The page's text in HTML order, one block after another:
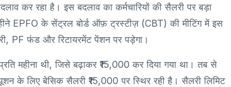
कर रहा है। इस बदलाव का कर्मचारियों की सैलरी पर बड़ा
EPFO ​​के सेंट्रल बोर्ड ऑफ़ ट्रस्टीज़ (CBT) की मीटिंग में इस
PF फंड और रिटायरमेंट पेंशन पर पड़ेगा।
महीना थी, जिसे बढ़ाकर ₹15,000 कर दिया गया था। तब से
के लिए बेसिक सैलरी ₹15,000 पर स्थिर रही है। सैलरी लिमिट